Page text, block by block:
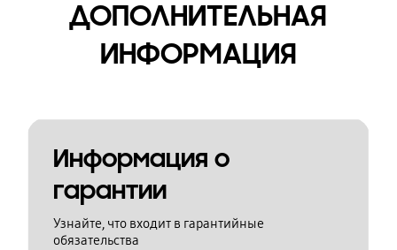
ДОПОЛНИТЕЛЬНАЯ
ИНФОРМАЦИЯ
Информация о
гарантии
Узнайте, что входит в гарантийные
обязательства